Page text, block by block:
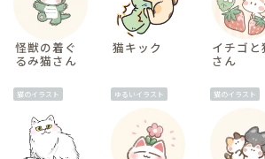
怪獣の着ぐ
るみ猫さん
猫キック イチゴと
さん
猫のイラスト ゆるいイラスト 猫のイラスト